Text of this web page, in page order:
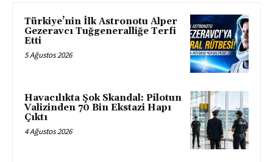
Türkiye’nin İlk Astronotu Alper
Gezeravcı Tuğgeneralliğe Terfi
Etti
5 Ağustos 2026
Havacılıkta Şok Skandal: Pilotun
Valizinden 70 Bin Ekstazi Hapı
Çıktı
4 Ağustos 2026